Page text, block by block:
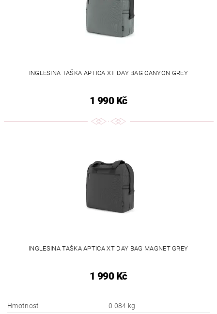
INGLESINA TAŠKA APTICA XT DAY BAG CANYON GREY
1 990 Kč
INGLESINA TAŠKA APTICA XT DAY BAG MAGNET GREY
1 990 Kč
Hmotnost
0.084 kg